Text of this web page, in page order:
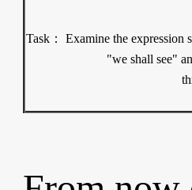
Task： Examine the expression
"we shall see"